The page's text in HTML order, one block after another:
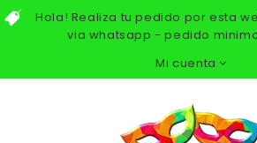
Hola! Realiza tu pedido por esta
via whatsapp - pedido
Mi cuenta